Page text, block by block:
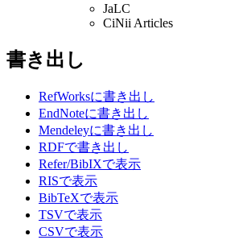
JaLC
CiNii Articles
書き出し
RefWorksに書き出し
EndNoteに書き出し
Mendeleyに書き出し
RDFで書き出し
Refer/BibIXで表示
RISで表示
BibTeXで表示
TSVで表示
CSVで表示